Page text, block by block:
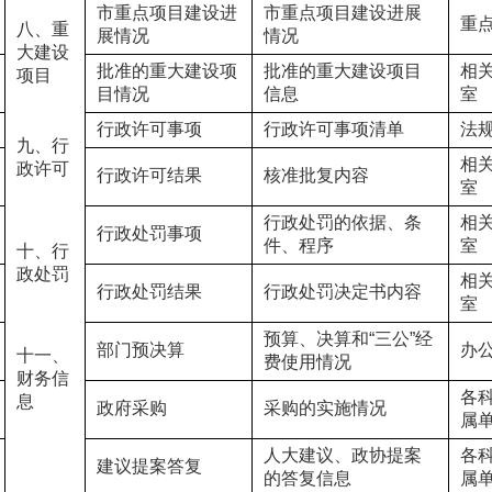
八、重
大建设
项目
市重点项目建设进
展情况
市重点项目建设进展
情况
重
批准的重大建设项
目情况
批准的重大建设项目
信息
相
室
九、行
政许可
行政许可事项 行政许可事项清单 法
行政许可结果 核准批复内容
相
室
十、行
政处罚
行政处罚事项
行政处罚的依据、条
件、程序
相
室
行政处罚结果 行政处罚决定书内容
相
室
十一、
财务信
息
部门预决算
预算、决算和“三公”经
费使用情况
办
政府采购 采购的实施情况
各
属
建议提案答复
人大建议、政协提案
的答复信息
各
属